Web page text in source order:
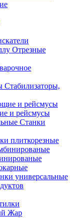
Отрезные
Стабилизаторы,
и рейсмусы
Станки
плиткорезные
универсальные
Жар